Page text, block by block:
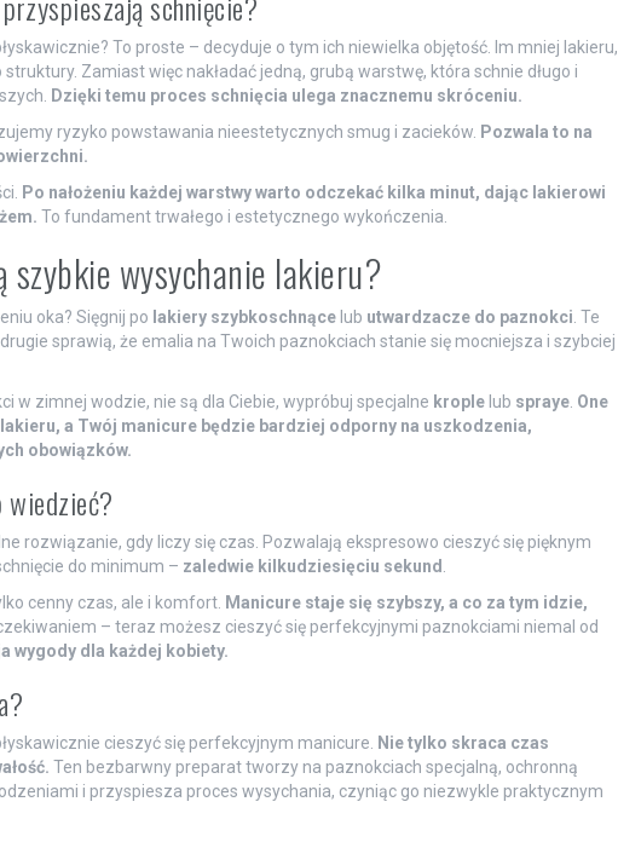
To proste – decyduje o tym ich niewielka objętość. Im mniej lakieru,
Zamiast więc nakładać jedną, grubą warstwę, która schnie długo i
Dzięki temu proces schnięcia ulega znacznemu skróceniu.
ryzyko powstawania nieestetycznych smug i zacieków. Pozwala to na
Po nałożeniu każdej warstwy warto odczekać kilka minut, dając lakierowi
To fundament trwałego i estetycznego wykończenia.
szybkie wysychanie lakieru?
oka? Sięgnij po lakiery szybkoschnącelub utwardzacze do paznokci . Te
sprawią, że emalia na Twoich paznokciach stanie się mocniejsza i szybciej
w zimnej wodzie, nie są dla Ciebie, wypróbuj specjalne kroplelub spraye. One
a Twój manicure będzie bardziej odporny na uszkodzenia,
obowiązków.
rozwiązanie, gdy liczy się czas. Pozwalają ekspresowo cieszyć się pięknym
do minimum – zaledwie kilkudziesięciu sekund
cenny czas, ale i komfort. Manicure staje się szybszy, a co za tym idzie,
– teraz możesz cieszyć się perfekcyjnymi paznokciami niemal od
wygody dla każdej kobiety.
cieszyć się perfekcyjnym manicure. Nie tylko skraca czas
Ten bezbarwny preparat tworzy na paznokciach specjalną, ochronną
i przyspiesza proces wysychania, czyniąc go niezwykle praktycznym